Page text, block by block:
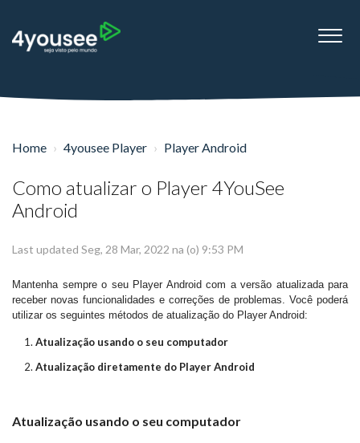
Home 4yousee Player Player Android
Como atualizar o Player 4YouSee
Android
Last updated Seg, 28 Mar, 2022 na (o) 9:53 PM
Mantenha sempre o seu Player Android com a versão atualizada para
receber novas funcionalidades e correções de problemas. Você poderá
utilizar os seguintes métodos de atualização do Player Android:
Atualização usando o seu computador
Atualização diretamente do Player Android
Atualização usando o seu computador